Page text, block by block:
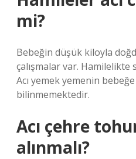
mi?
Bebeğin düşük kiloyla
çalışmalar var. Hamilelikte
Acı yemek yemenin
bilinmemektedir.
Acı çehre
alınmalı?